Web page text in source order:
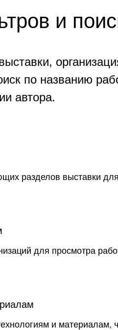
и
по названию
автора.
разделов выставки
для просмотра
и материалам,